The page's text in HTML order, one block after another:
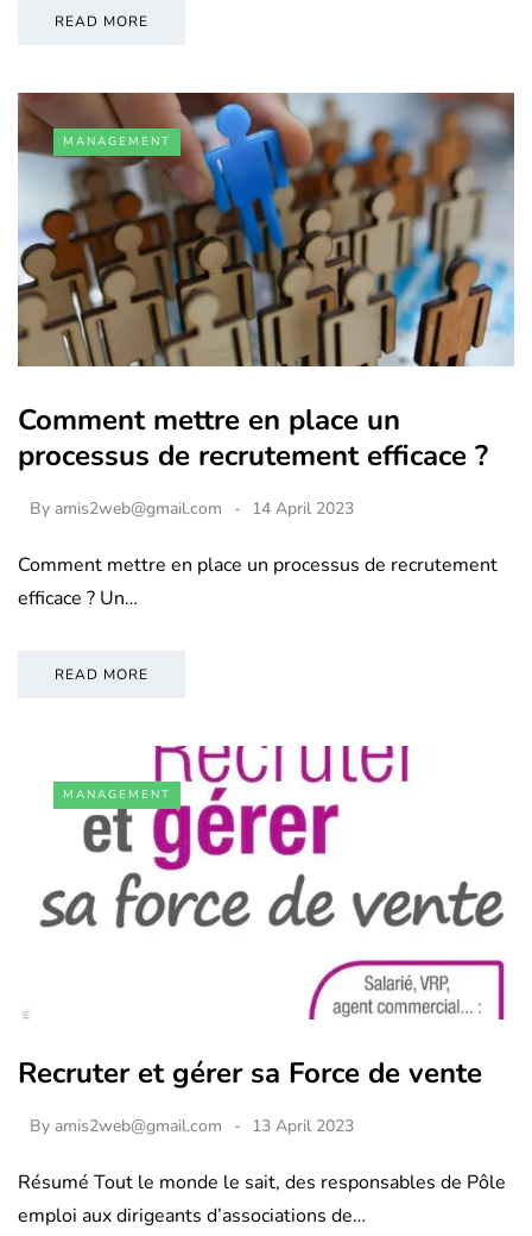
READ MORE
MANAGEMENT
Comment mettre en place un
processus de recrutement efficace ?
By amis2web@gmail.com 14 April 2023
Comment mettre en place un processus de recrutement
efficace ? Un…
READ MORE
MANAGEMENT
Recruter et gérer sa Force de vente
By amis2web@gmail.com 13 April 2023
Résumé Tout le monde le sait, des responsables de Pôle
emploi aux dirigeants d’associations de…